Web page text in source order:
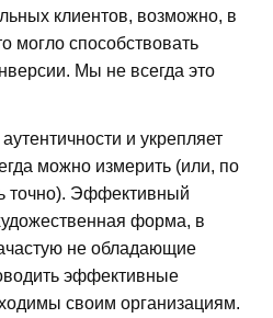
клиентов, возможно, в
могло способствовать
Мы не всегда это
и укрепляет
можно измерить (или, по
точно). Эффективный
форма, в
не обладающие
эффективные
своим организациям.